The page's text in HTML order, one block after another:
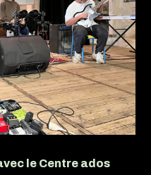
le Centre ados